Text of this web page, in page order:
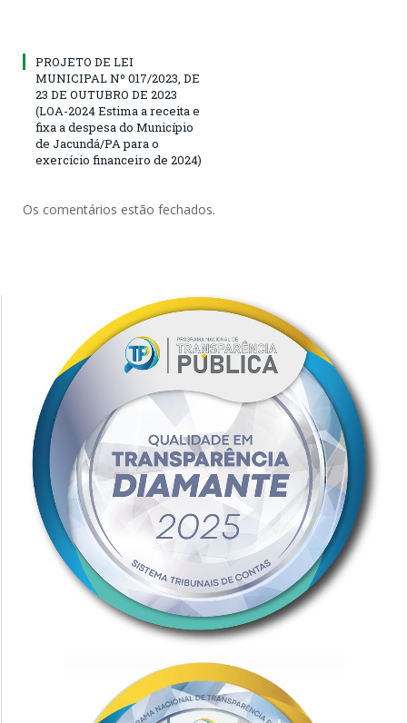
PROJETO DE LEI
MUNICIPAL Nº 017/2023, DE
23 DE OUTUBRO DE 2023
(LOA-2024 Estima a receita e
fixa a despesa do Município
de Jacundá/PA para o
exercício financeiro de 2024)
Os comentários estão fechados.